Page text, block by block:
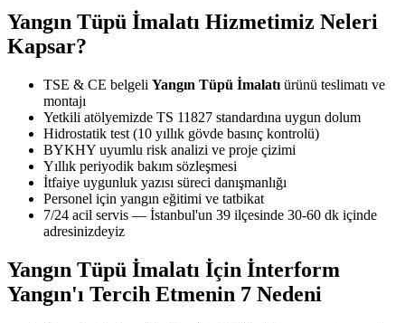
Yangın Tüpü İmalatı Hizmetimiz Neleri
Kapsar?
TSE & CE belgeli Yangın Tüpü İmalatı ürünü teslimatı ve
montajı
Yetkili atölyemizde TS 11827 standardına uygun dolum
Hidrostatik test (10 yıllık gövde basınç kontrolü)
BYKHY uyumlu risk analizi ve proje çizimi
Yıllık periyodik bakım sözleşmesi
İtfaiye uygunluk yazısı süreci danışmanlığı
Personel için yangın eğitimi ve tatbikat
7/24 acil servis — İstanbul'un 39 ilçesinde 30-60 dk içinde
adresinizdeyiz
Yangın Tüpü İmalatı İçin İnterform
Yangın'ı Tercih Etmenin 7 Nedeni